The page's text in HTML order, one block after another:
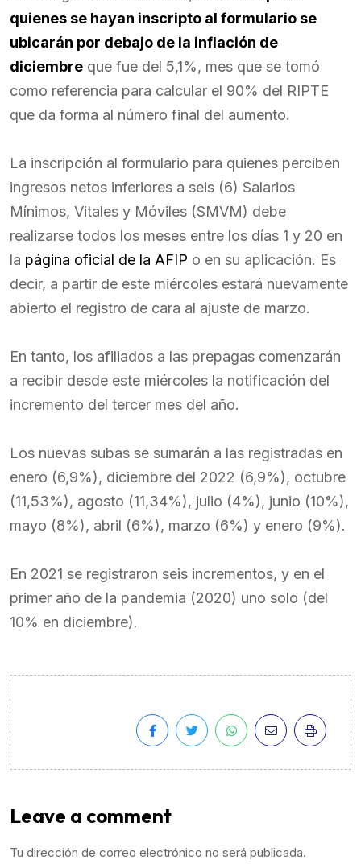
quienes se hayan inscripto al formulario se
ubicarán por debajo de la inflación de
diciembre que fue del 5,1%, mes que se tomó
como referencia para calcular el 90% del RIPTE
que da forma al número final del aumento.
La inscripción al formulario para quienes perciben
ingresos netos inferiores a seis (6) Salarios
Mínimos, Vitales y Móviles (SMVM) debe
realizarse todos los meses entre los días 1 y 20 en
la página oficial de la AFIP o en su aplicación. Es
decir, a partir de este miércoles estará nuevamente
abierto el registro de cara al ajuste de marzo.
En tanto, los afiliados a las prepagas comenzarán
a recibir desde este miércoles la notificación del
incremento del tercer mes del año.
Los nuevas subas se sumarán a las registradas en
enero (6,9%), diciembre del 2022 (6,9%), octubre
(11,53%), agosto (11,34%), julio (4%), junio (10%),
mayo (8%), abril (6%), marzo (6%) y enero (9%).
En 2021 se registraron seis incrementos, y en el
primer año de la pandemia (2020) uno solo (del
10% en diciembre).
Leave a comment
Tu dirección de correo electrónico no será publicada.